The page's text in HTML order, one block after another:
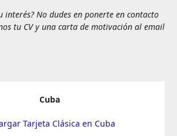
interés? No dudes en ponerte en contacto
tu CV y una carta de motivación al email
Cuba
Tarjeta Clásica en Cuba